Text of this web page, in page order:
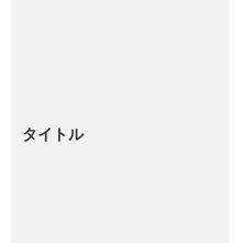
タイトル